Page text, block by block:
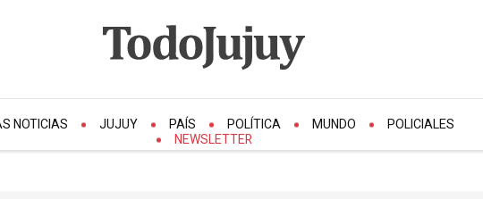
NOTICIAS JUJUY PAÍS POLÍTICA MUNDO
POLICIALES
NEWSLETTER